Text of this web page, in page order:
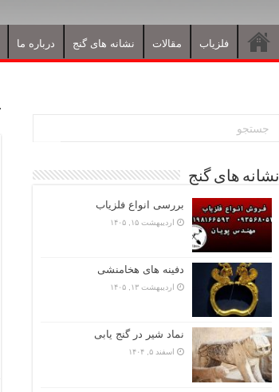
فلزیاب مقالات نشانه های گنج درباره ما
نشانه های گنج
بررسی انواع فلزیاب
اردیبهشت ۱۵, ۱۴۰۵
دفینه های هخامنشی
اردیبهشت ۱۳, ۱۴۰۵
نماد شیر در گنج یابی
اسفند ۵, ۱۴۰۴